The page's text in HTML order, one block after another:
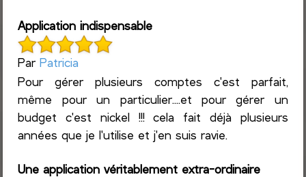
Application indispensable
ParPatricia
Pour gérer plusieurs comptes c'est parfait,
même pour un particulier....et pour gérer un
budget c'est nickel !!! cela fait déjà plusieurs
années que je l'utilise et j'en suis ravie.
Une application véritablement extra-ordinaire